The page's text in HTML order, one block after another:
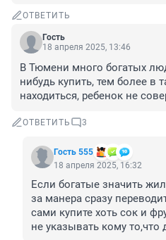
ОТВЕТИТЬ
Гость
18 апреля 2025, 13:46
В Тюмени много богатых
нибудь купить, тем более в
находиться, ребенок не
ОТВЕТИТЬ 3
Гость 555
18 апреля 2025, 16:32
Если богатые значить
за манера сразу
сами купите хоть сок и
не указывать кому то,что